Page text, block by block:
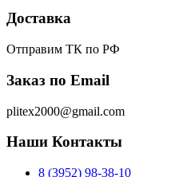
Доставка
Отправим ТК по РФ
Заказ по Email
plitex2000@gmail.com
Наши Контакты
8 (3952) 98-38-10